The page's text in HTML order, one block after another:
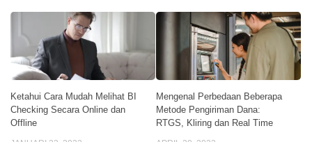
Ketahui Cara Mudah Melihat BI
Checking Secara Online dan
Offline
Mengenal Perbedaan Beberapa
Metode Pengiriman Dana:
RTGS, Kliring dan Real Time